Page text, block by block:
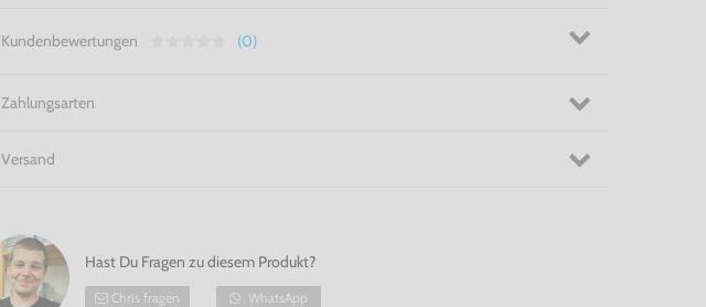
Kundenbewertungen (0)
Zahlungsarten
Versand
Hast Du Fragen zu diesem Produkt?
Chris fragen WhatsApp